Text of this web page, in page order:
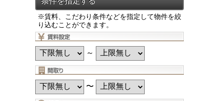
※賃料、こだわり条件などを指定して物件を絞
り込むことができます。
～
〜